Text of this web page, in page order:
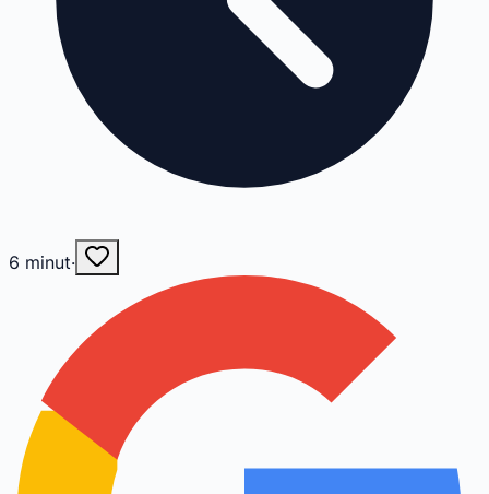
6 minut·